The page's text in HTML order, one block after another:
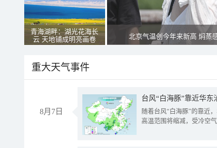
青海湖畔：湖光花海长
云 天地铺成明亮画卷
北京气温创今年来新高 焖蒸
重大天气事件
8月7日
台风“白海豚”靠近华
随着台风“白海豚”的靠近
高温范围将缩减，受冷空